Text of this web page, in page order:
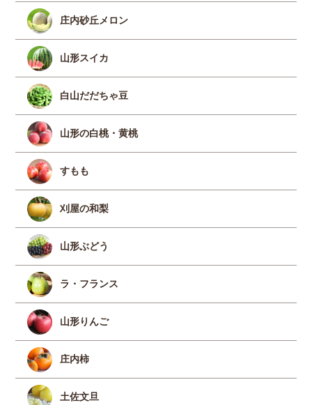
庄内砂丘メロン
山形スイカ
白山だだちゃ豆
山形の白桃・黄桃
すもも
刈屋の和梨
山形ぶどう
ラ・フランス
山形りんご
庄内柿
土佐文旦